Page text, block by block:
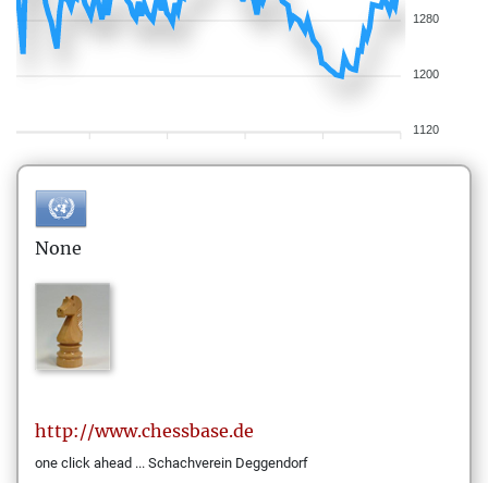
1280
1200
1120
None
http://www.chessbase.de
one click ahead ... Schachverein Deggendorf